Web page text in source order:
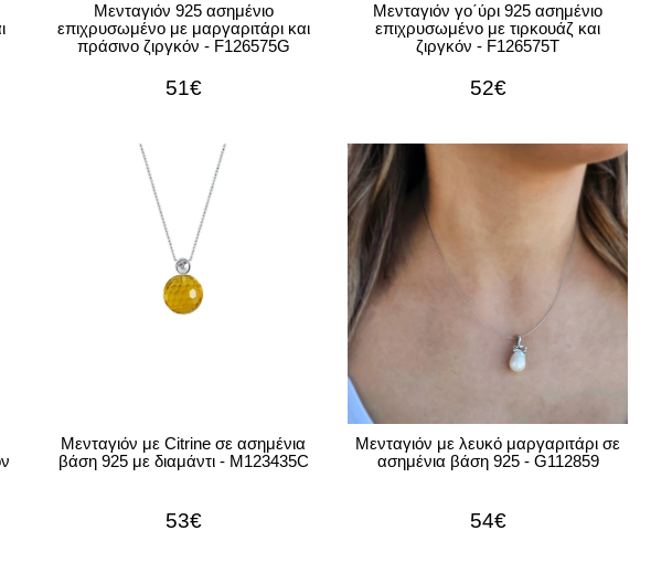
Μενταγιόν 925 ασημένιο
επιχρυσωμένο με μαργαριτάρι και
πράσινο ζιργκόν - F126575G
51€
Μενταγιόν γο΄ύρι 925 ασημένιο
επιχρυσωμένο με τιρκουάζ και
ζιργκόν - F126575T
52€
Μενταγιόν με Citrine σε ασημένια
βάση 925 με διαμάντι - M123435C
53€
Μενταγιόν με λευκό μαργαριτάρι σε
ασημένια βάση 925 - G112859
54€